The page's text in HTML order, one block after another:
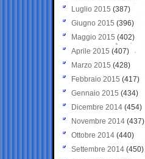
Luglio 2015 (387)
Giugno 2015 (396)
Maggio 2015 (402)
Aprile 2015 (407)
Marzo 2015 (428)
Febbraio 2015 (417)
Gennaio 2015 (434)
Dicembre 2014 (454)
Novembre 2014 (437)
Ottobre 2014 (440)
Settembre 2014 (450)